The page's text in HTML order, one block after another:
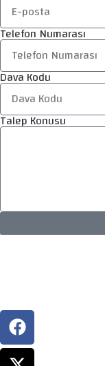
Telefon Numarası
Dava Kodu
Talep Konusu